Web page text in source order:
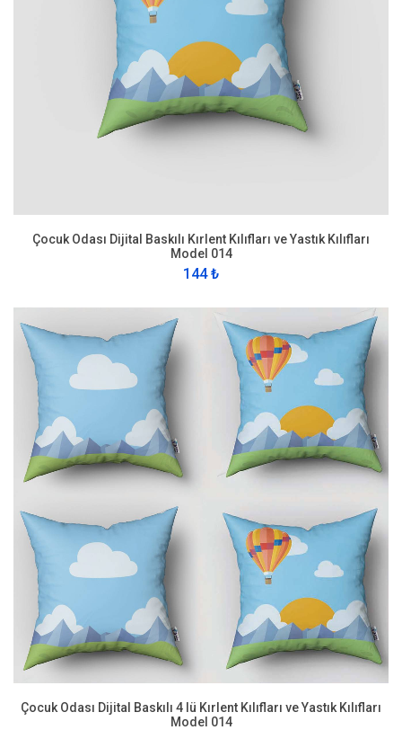
Çocuk Odası Dijital Baskılı Kırlent Kılıfları ve Yastık Kılıfları
Model 014
144 ₺
Çocuk Odası Dijital Baskılı 4 lü Kırlent Kılıfları ve Yastık Kılıfları
Model 014